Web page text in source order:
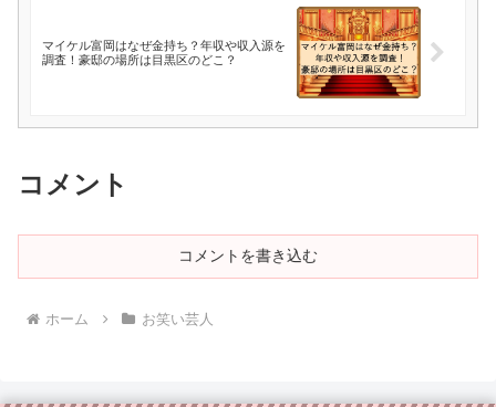
マイケル富岡はなぜ金持ち？年収や収入源を
調査！豪邸の場所は目黒区のどこ？
コメント
コメントを書き込む
ホーム お笑い芸人